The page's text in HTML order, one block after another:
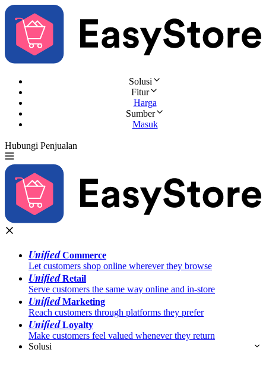
Solusi
Fitur
Harga
Sumber
Masuk
Hubungi Penjualan
UnifiedCommerce
Let customers shop online wherever they browse
UnifiedRetail
Serve customers the same way online and in-store
UnifiedMarketing
Reach customers through platforms they prefer
UnifiedLoyalty
Make customers feel valued whenever they return
Solusi